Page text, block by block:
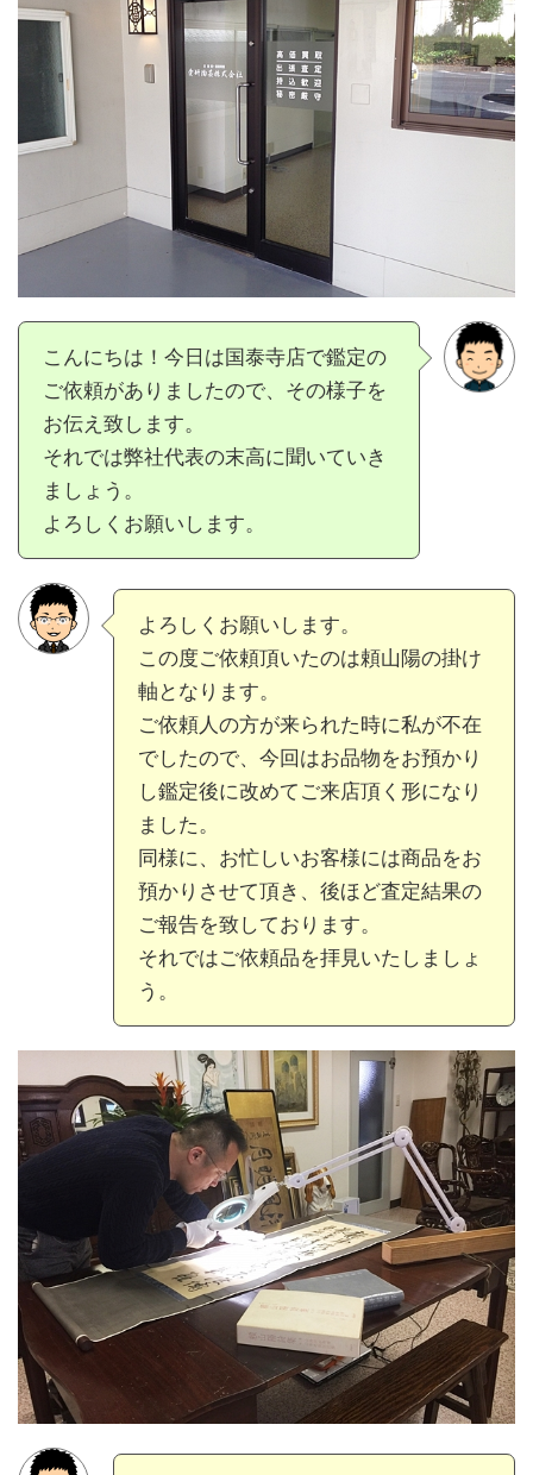
こんにちは！今日は国泰寺店で鑑定の
ご依頼がありましたので、その様子を
お伝え致します。
それでは弊社代表の末高に聞いていき
ましょう。
よろしくお願いします。
よろしくお願いします。
この度ご依頼頂いたのは頼山陽の掛け
軸となります。
ご依頼人の方が来られた時に私が不在
でしたので、今回はお品物をお預かり
し鑑定後に改めてご来店頂く形になり
ました。
同様に、お忙しいお客様には商品をお
預かりさせて頂き、後ほど査定結果の
ご報告を致しております。
それではご依頼品を拝見いたしましょ
う。